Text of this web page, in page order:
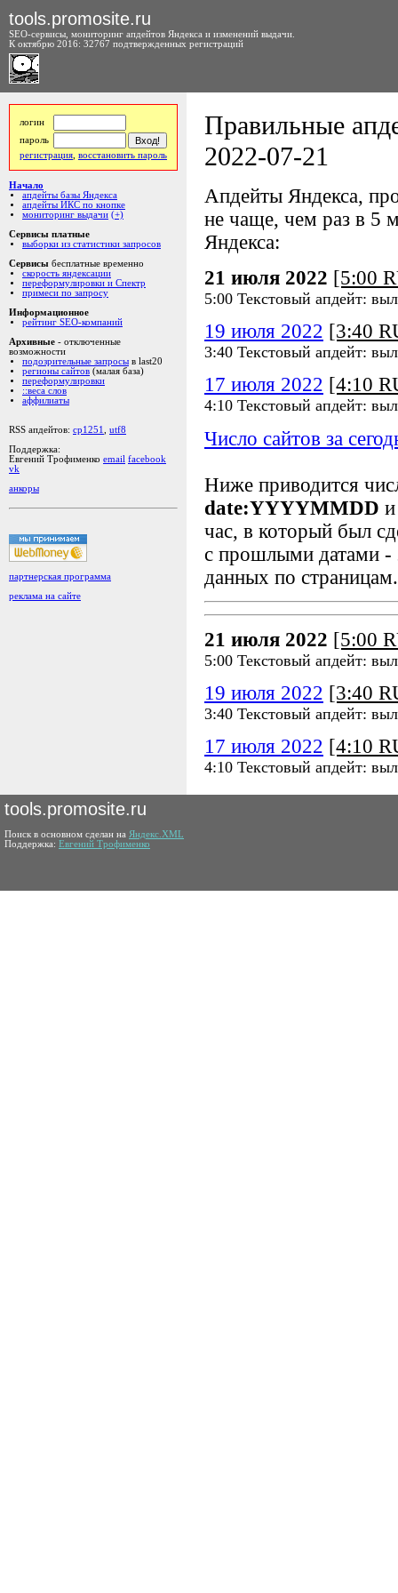
tools.promosite.ru
SEO-сервисы, мониторинг апдейтов Яндекса и изменений выдачи.
К октябрю 2016: 32767 подтвержденных регистраций
логин
пароль
регистрация восстановить пароль
Начало
апдейты базы Яндекса
апдейты ИКС по кнопке
мониторинг выдачи (+)
Сервисы платные
выборки из статистики запросов
Сервисы бесплатные временно
скорость яндексации
переформулировки и Спектр
примеси по запросу
Информационное
рейтинг SEO-компаний
Архивные - отключенные
возможности
подозрительные запросы в last20
регионы сайтов (малая база)
переформулировки
::веса слов
аффилиаты
RSS апдейтов: cp1251
utf8
Поддержка:
Евгений Трофименко email facebook
vk
анкоры
партнерская программа
реклама на сайте
Правильные
2022-07-21
Апдейты Яндекса,
не чаще, чем раз в 5
Яндекса:
21 июля 2022 [5:00
5:00 Текстовый апдейт:
19 июля 2022 [3:40
3:40 Текстовый апдейт:
17 июля 2022 [4:10
4:10 Текстовый апдейт:
Число сайтов за
Ниже приводится
date:YYYYMMDD
час, в который был
с прошлыми датами -
данных по страницам.
21 июля 2022 [5:00
5:00 Текстовый апдейт:
19 июля 2022 [3:40
3:40 Текстовый апдейт:
17 июля 2022 [4:10
4:10 Текстовый апдейт:
tools.promosite.ru
Поиск в основном сделан на Яндекс.XML
Поддержка: Евгений Трофименко